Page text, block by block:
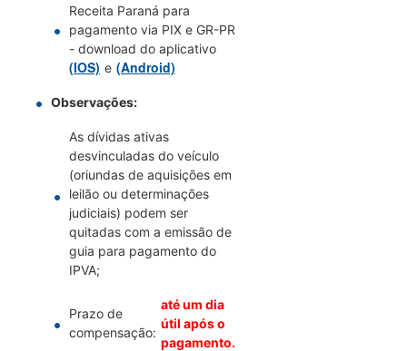
Receita Paraná para
pagamento via PIX e GR-PR
- download do aplicativo
(IOS) e (Android)
Observações:
As dívidas ativas
desvinculadas do veículo
(oriundas de aquisições em
leilão ou determinações
judiciais) podem ser
quitadas com a emissão de
guia para pagamento do
IPVA;
Prazo de
compensação:
até um dia
útil após o
pagamento.